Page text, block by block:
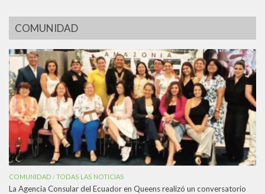
COMUNIDAD
COMUNIDAD /TODAS LAS NOTICIAS
La Agencia Consular del Ecuador en Queens realizó un conversatorio